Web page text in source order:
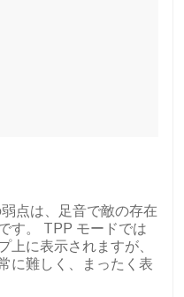
点は、足音で敵の存在
す。 TPP モードでは
上に表示されますが、
に難しく、まったく表